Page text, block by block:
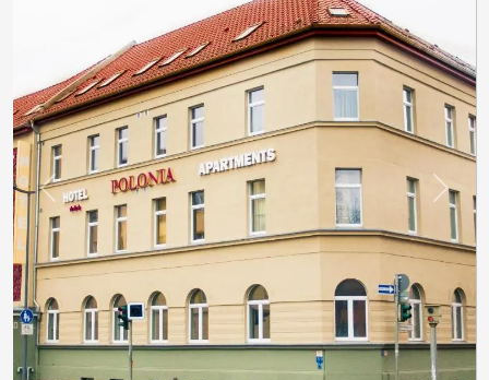
Previous Next